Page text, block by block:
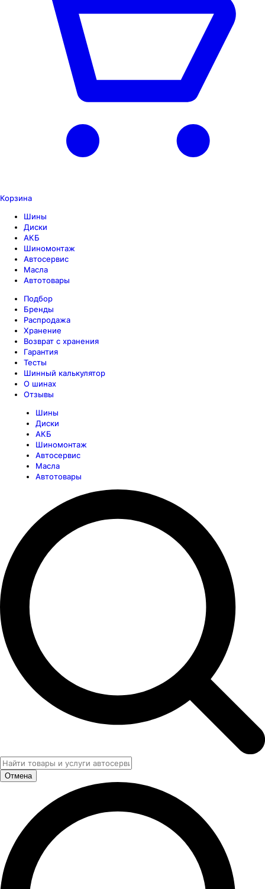
Корзина
Шины
Диски
АКБ
Шиномонтаж
Автосервис
Масла
Автотовары
Подбор
Бренды
Распродажа
Хранение
Возврат с хранения
Гарантия
Тесты
Шинный калькулятор
О шинах
Отзывы
Шины
Диски
АКБ
Шиномонтаж
Автосервис
Масла
Автотовары
Отмена